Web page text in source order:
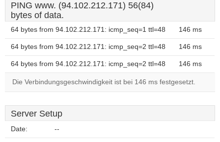
PING www. (94.102.212.171) 56(84)
bytes of data.
64 bytes from 94.102.212.171: icmp_seq=1 ttl=48 146 ms
64 bytes from 94.102.212.171: icmp_seq=2 ttl=48 146 ms
64 bytes from 94.102.212.171: icmp_seq=2 ttl=48 146 ms
Die Verbindungsgeschwindigkeit ist bei 146 ms festgesetzt.
Server Setup
Date: --